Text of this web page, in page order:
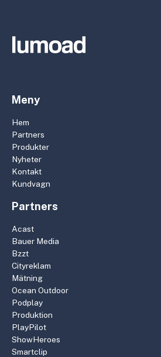
Meny
Hem
Partners
Produkter
Nyheter
Kontakt
Kundvagn
Partners
Acast
Bauer Media
Bzzt
Cityreklam
Mätning
Ocean Outdoor
Podplay
Produktion
PlayPilot
ShowHeroes
Smartclip